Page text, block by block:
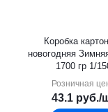
Коробка
новогодняя
1700 гр 1/
Розничная
43.1руб./